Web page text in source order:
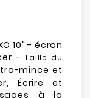
10" - écran
-Taille du
mince et
Écrire et
à la